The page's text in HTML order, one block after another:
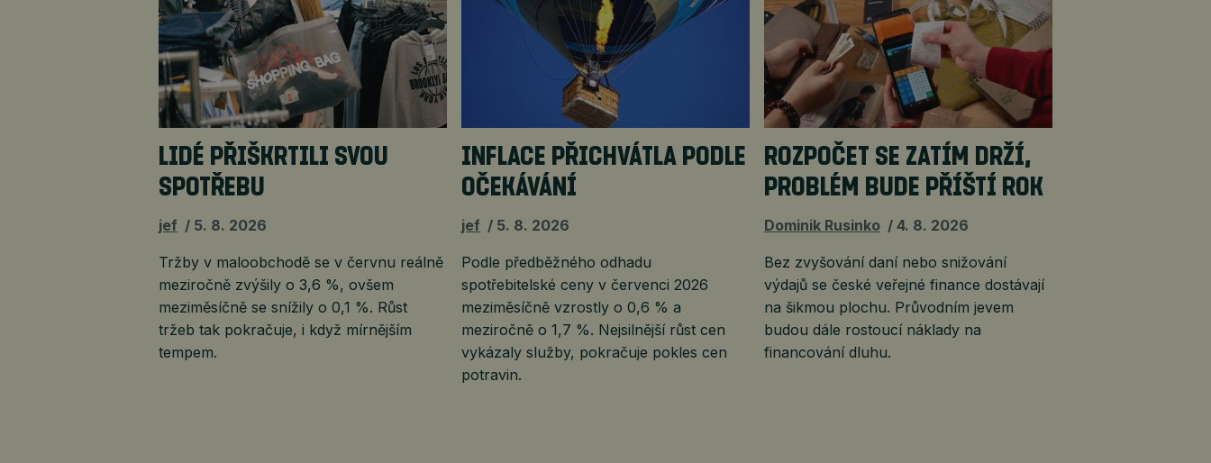
LIDÉ PŘIŠKRTILI SVOU
SPOTŘEBU
jef 5. 8. 2026
Tržby v maloobchodě se v červnu reálně
meziročně zvýšily o 3,6 %, ovšem
meziměsíčně se snížily o 0,1 %. Růst
tržeb tak pokračuje, i když mírnějším
tempem.
INFLACE PŘICHVÁTLA PODLE
OČEKÁVÁNÍ
jef 5. 8. 2026
Podle předběžného odhadu
spotřebitelské ceny v červenci 2026
meziměsíčně vzrostly o 0,6 % a
meziročně o 1,7 %. Nejsilnější růst cen
vykázaly služby, pokračuje pokles cen
potravin.
ROZPOČET SE ZATÍM DRŽÍ,
PROBLÉM BUDE PŘÍŠTÍ ROK
Dominik Rusinko 4. 8. 2026
Bez zvyšování daní nebo snižování
výdajů se české veřejné finance dostávají
na šikmou plochu. Průvodním jevem
budou dále rostoucí náklady na
financování dluhu.